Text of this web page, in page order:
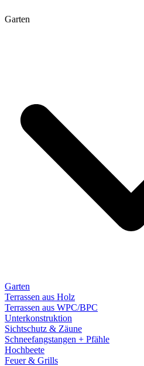
Garten
Garten
Terrassen aus Holz
Terrassen aus WPC/BPC
Unterkonstruktion
Sichtschutz & Zäune
Schneefangstangen + Pfähle
Hochbeete
Feuer & Grills